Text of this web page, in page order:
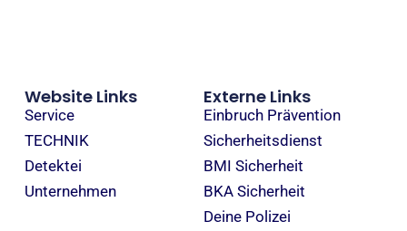
Website Links
Service
TECHNIK
Detektei
Unternehmen
Externe Links
Einbruch Prävention
Sicherheitsdienst
BMI Sicherheit
BKA Sicherheit
Deine Polizei